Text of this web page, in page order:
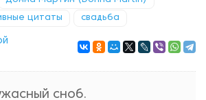
цитаты свадьба
сноб.